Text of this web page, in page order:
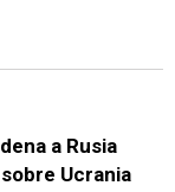
a Rusia
Ucrania